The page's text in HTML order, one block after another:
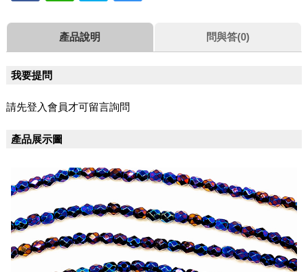
產品說明 問與答(0)
我要提問
請先登入會員才可留言詢問
產品展示圖